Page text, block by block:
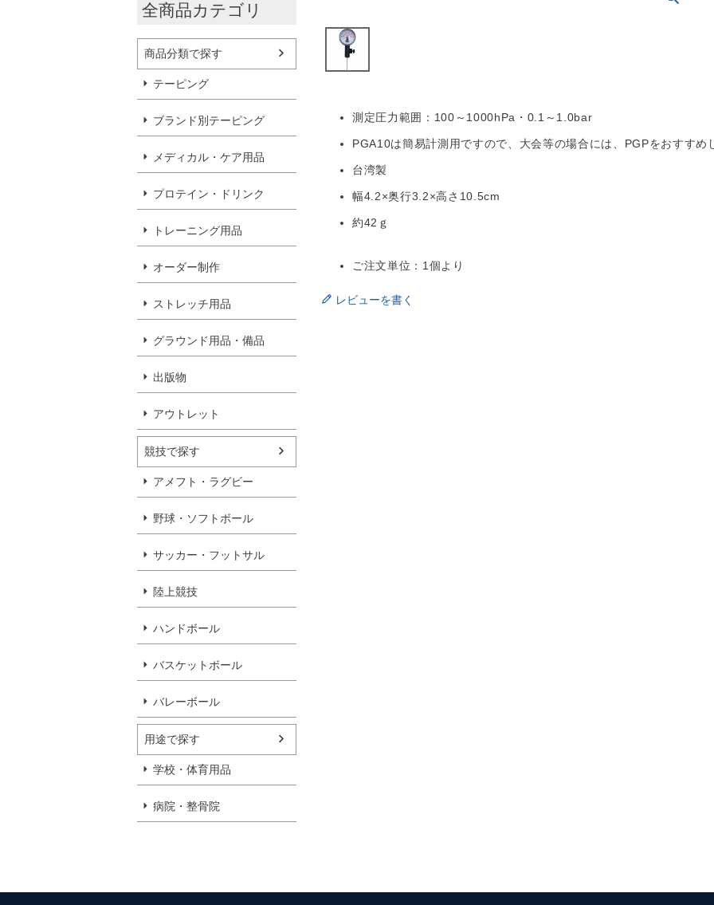
全商品カテゴリ
商品分類で探す
テーピング
ブランド別テーピング
メディカル・ケア用品
プロテイン・ドリンク
トレーニング用品
オーダー制作
ストレッチ用品
グラウンド用品・備品
出版物
アウトレット
競技で探す
アメフト・ラグビー
野球・ソフトボール
サッカー・フットサル
陸上競技
ハンドボール
バスケットボール
バレーボール
用途で探す
学校・体育用品
病院・整骨院
測定圧力範囲：100～1000hPa・0.1～1.0bar
PGA10は簡易計測用ですので、大会等の場合には、PGPをおすすめ
台湾製
幅4.2×奥行3.2×高さ10.5cm
約42ｇ
ご注文単位：1個より
レビューを書く